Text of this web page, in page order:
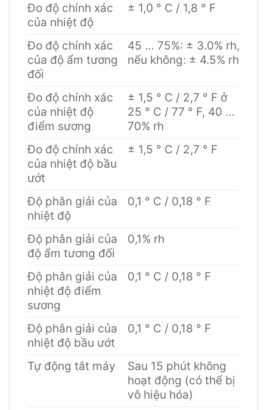
Đo độ chính xác
của nhiệt độ
± 1,0 ° C / 1,8 ° F
Đo độ chính xác
của độ ẩm tương
đối
45 … 75%: ± 3.0% rh,
nếu không: ± 4.5% rh
Đo độ chính xác
của nhiệt độ
điểm sương
± 1,5 ° C / 2,7 ° F ở
25 ° C / 77 ° F, 40 …
70% rh
Đo độ chính xác
của nhiệt độ bầu
ướt
± 1,5 ° C / 2,7 ° F
Độ phân giải của
nhiệt độ
0,1 ° C / 0,18 ° F
Độ phân giải của
độ ẩm tương đối
0,1% rh
Độ phân giải của
nhiệt độ điểm
sương
0,1 ° C / 0,18 ° F
Độ phân giải của
nhiệt độ bầu ướt
0,1 ° C / 0,18 ° F
Tự động tắt máy
Sau 15 phút không
hoạt động (có thể bị
vô hiệu hóa)